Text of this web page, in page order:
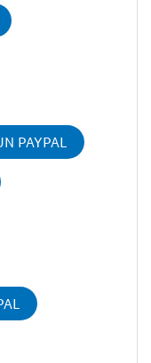
PAYPAL